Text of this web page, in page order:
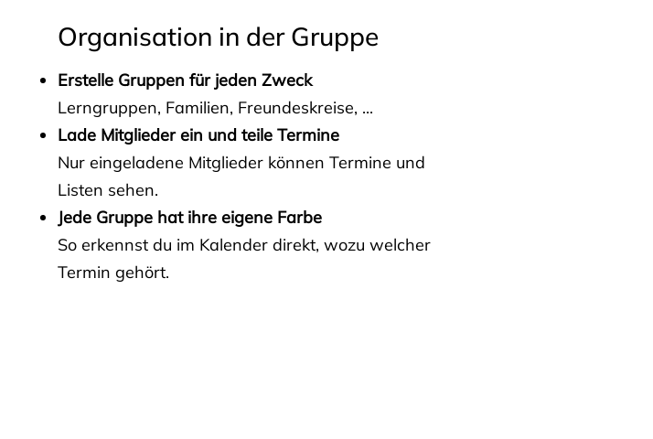
Organisation in der Gruppe
Erstelle Gruppen für jeden Zweck
Lerngruppen, Familien, Freundeskreise, ...
Lade Mitglieder ein und teile Termine
Nur eingeladene Mitglieder können Termine und
Listen sehen.
Jede Gruppe hat ihre eigene Farbe
So erkennst du im Kalender direkt, wozu welcher
Termin gehört.